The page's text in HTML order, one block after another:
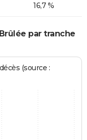
16,7 %
par tranche
(source :